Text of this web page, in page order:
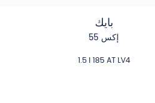
بايك
إكس 55
1.5 l 185 AT LV4